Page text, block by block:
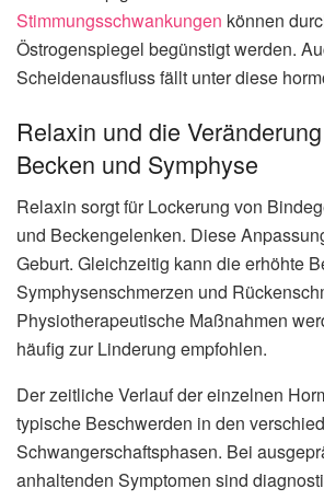
Stimmungsschwankungen können
Östrogenspiegel begünstigt werden.
Scheidenausfluss fällt unter diese
Relaxin und die
Becken und Symphyse
Relaxin sorgt für Lockerung von
und Beckengelenken. Diese
Geburt. Gleichzeitig kann die erhöhte
Symphysenschmerzen und
Physiotherapeutische Maßnahmen
häufig zur Linderung empfohlen.
Der zeitliche Verlauf der einzelnen
typische Beschwerden in den
Schwangerschaftsphasen. Bei
anhaltenden Symptomen sind